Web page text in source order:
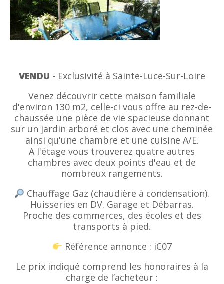
VENDU - Exclusivité à Sainte-Luce-Sur-Loire
Venez découvrir cette maison familiale
d'environ 130 m2, celle-ci vous offre au rez-de-
chaussée une pièce de vie spacieuse donnant
sur un jardin arboré et clos avec une cheminée
ainsi qu'une chambre et une cuisine A/E.
A l'étage vous trouverez quatre autres
chambres avec deux points d'eau et de
nombreux rangements.
Chauffage Gaz (chaudière à condensation).
Huisseries en DV. Garage et Débarras.
Proche des commerces, des écoles et des
transports à pied.
Référence annonce : iC07
Le prix indiqué comprend les honoraires à la
charge de l’acheteur :